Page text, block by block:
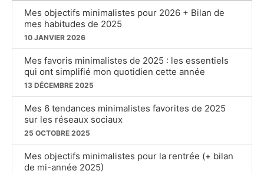
Mes objectifs minimalistes pour 2026 + Bilan de
mes habitudes de 2025
10 JANVIER 2026
Mes favoris minimalistes de 2025 : les essentiels
qui ont simplifié mon quotidien cette année
13 DÉCEMBRE 2025
Mes 6 tendances minimalistes favorites de 2025
sur les réseaux sociaux
25 OCTOBRE 2025
Mes objectifs minimalistes pour la rentrée (+ bilan
de mi-année 2025)